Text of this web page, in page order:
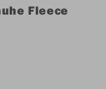
Fleece